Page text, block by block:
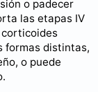
o padecer
las etapas IV
corticoides
formas distintas,
o puede